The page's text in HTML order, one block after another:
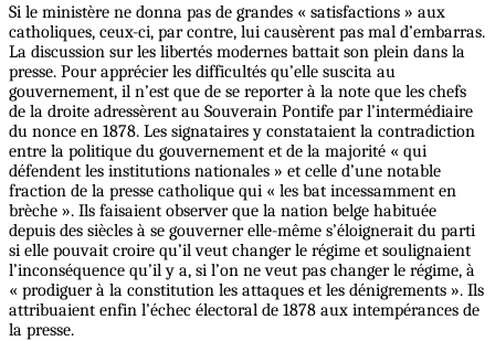
Si le ministère ne donna pas de grandes « satisfactions » aux
catholiques, ceux-ci, par contre, lui causèrent pas mal d’embarras.
La discussion sur les libertés modernes battait son plein dans la
presse. Pour apprécier les difficultés qu’elle suscita au
gouvernement, il n’est que de se reporter à la note que les chefs
de la droite adressèrent au Souverain Pontife par l’intermédiaire
du nonce en 1878. Les signataires y constataient la contradiction
entre la politique du gouvernement et de la majorité « qui
défendent les institutions nationales » et celle d’une notable
fraction de la presse catholique qui « les bat incessamment en
brèche ». Ils faisaient observer que la nation belge habituée
depuis des siècles à se gouverner elle-même s’éloignerait du parti
si elle pouvait croire qu’il veut changer le régime et soulignaient
l’inconséquence qu’il y a, si l’on ne veut pas changer le régime, à
« prodiguer à la constitution les attaques et les dénigrements ». Ils
attribuaient enfin l’échec électoral de 1878 aux intempérances de
la presse.